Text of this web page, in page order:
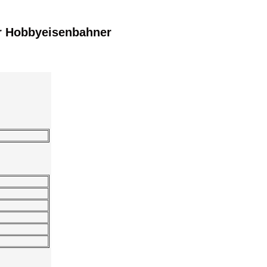
Hobbyeisenbahner